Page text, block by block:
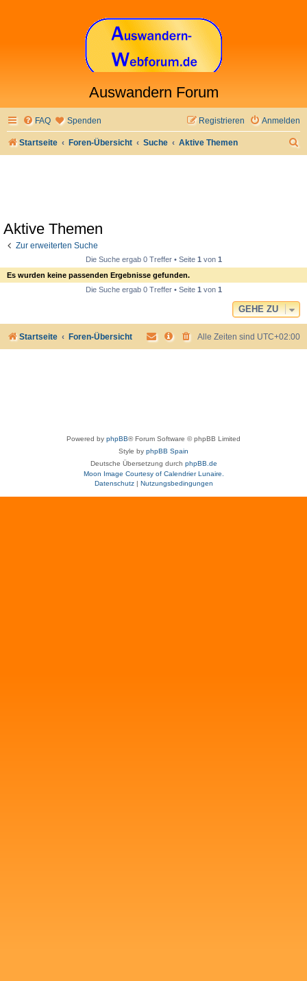
Auswandern Forum
FAQ Spenden Anmelden
Registrieren
Startseite Foren-Übersicht Suche Aktive Themen
Aktive Themen
Zur erweiterten Suche
Die Suche ergab 0 Treffer • Seite 1von 1
Es wurden keine passenden Ergebnisse gefunden.
Die Suche ergab 0 Treffer • Seite 1von 1
GEHE ZU
Startseite Foren-Übersicht Alle Zeiten sind UTC+02:00
Powered by phpBB® Forum Software © phpBB Limited
Style by phpBB Spain
Deutsche Übersetzung durch phpBB.de
Moon Image Courtesy of Calendrier Lunaire.
Datenschutz| Nutzungsbedingungen